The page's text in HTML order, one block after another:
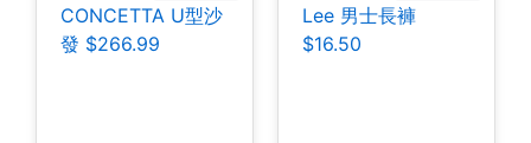
CONCETTA U型沙
發 $266.99
Lee 男士長褲
$16.50